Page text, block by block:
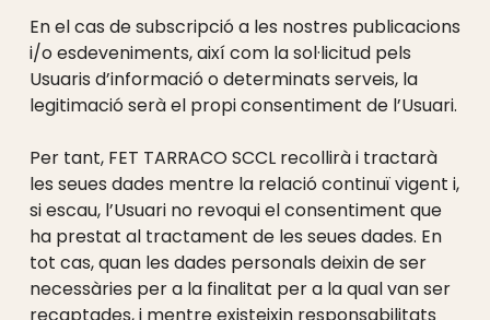
En el cas de subscripció a les nostres publicacions
i/o esdeveniments, així com la sol·licitud pels
Usuaris d’informació o determinats serveis, la
legitimació serà el propi consentiment de l’Usuari.
Per tant, FET TARRACO SCCL recollirà i tractarà
les seues dades mentre la relació continuï vigent i,
si escau, l’Usuari no revoqui el consentiment que
ha prestat al tractament de les seues dades. En
tot cas, quan les dades personals deixin de ser
necessàries per a la finalitat per a la qual van ser